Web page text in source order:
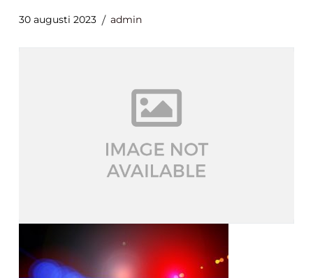
30 augusti 2023 admin